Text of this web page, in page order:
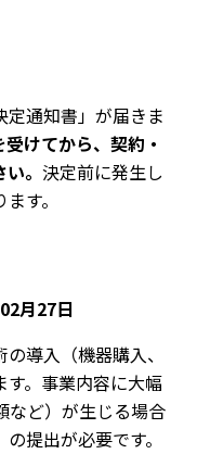
通知書」が届きま
けてから、契約・
。 決定前に発生し
す。
月27日
導入（機器購入、
。事業内容に大幅
など）が生じる場合
提出が必要です。